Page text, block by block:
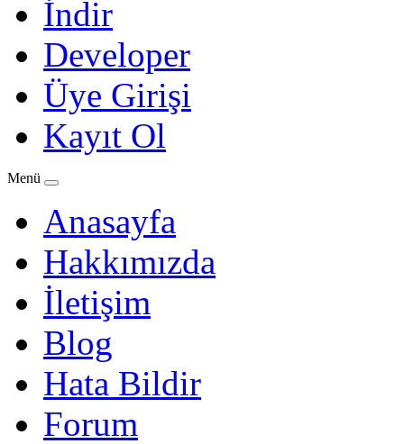
İndir
Developer
Üye Girişi
Kayıt Ol
Menü
Anasayfa
Hakkımızda
İletişim
Blog
Hata Bildir
Forum